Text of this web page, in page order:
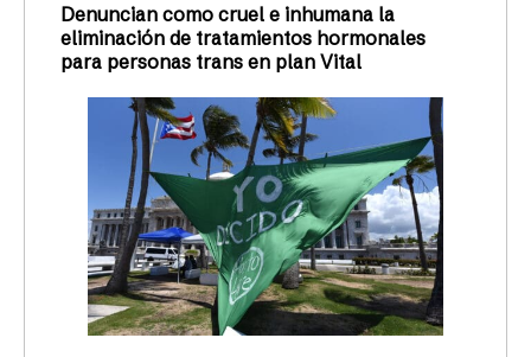
Denuncian como cruel e inhumana la
eliminación de tratamientos hormonales
para personas trans en plan Vital